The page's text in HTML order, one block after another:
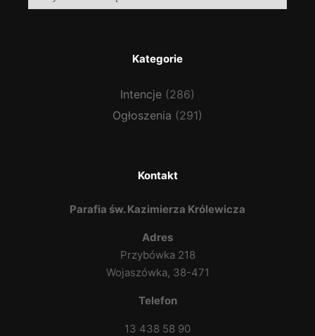
Kategorie
Intencje (286)
Ogłoszenia (291)
Kontakt
Parafia św. Kazimierza Królewicza
Adres
Przybówka 218
Wojaszówka, 38-471
Telefon
13 438 58 90